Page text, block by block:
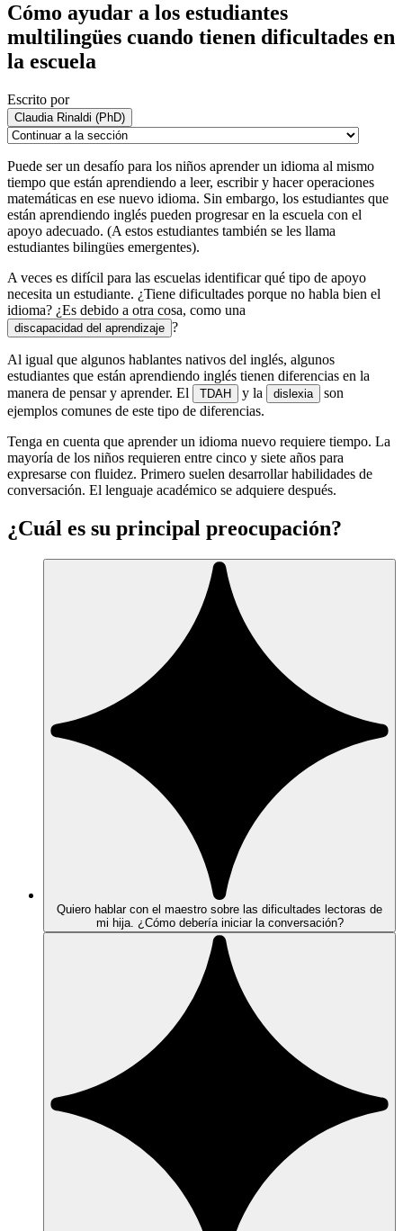
Cómo ayudar a los estudiantes
multilingües cuando tienen dificultades en
la escuela
Escrito por
Claudia Rinaldi (PhD)
Puede ser un desafío para los niños aprender un idioma al mismo
tiempo que están aprendiendo a leer, escribir y hacer operaciones
matemáticas en ese nuevo idioma. Sin embargo, los estudiantes que
están aprendiendo inglés pueden progresar en la escuela con el
apoyo adecuado. (A estos estudiantes también se les llama
estudiantes bilingües emergentes).
A veces es difícil para las escuelas identificar qué tipo de apoyo
necesita un estudiante. ¿Tiene dificultades porque no habla bien el
idioma? ¿Es debido a otra cosa, como una
discapacidad del aprendizaje ?
Al igual que algunos hablantes nativos del inglés, algunos
estudiantes que están aprendiendo inglés tienen diferencias en la
manera de pensar y aprender. El
TDAH y la dislexia
son
ejemplos comunes de este tipo de diferencias.
Tenga en cuenta que aprender un idioma nuevo requiere tiempo. La
mayoría de los niños requieren entre cinco y siete años para
expresarse con fluidez. Primero suelen desarrollar habilidades de
conversación. El lenguaje académico se adquiere después.
¿Cuál es su principal preocupación?
Quiero hablar con el maestro sobre las dificultades lectoras de
mi hija. ¿Cómo debería iniciar la conversación?